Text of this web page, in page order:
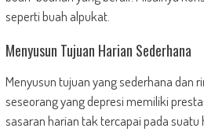
seperti buah alpukat.
Menyusun Tujuan Harian Sederhana
Menyusun tujuan yang sederhana dan
seseorang yang depresi memiliki
sasaran harian tak tercapai pada suatu